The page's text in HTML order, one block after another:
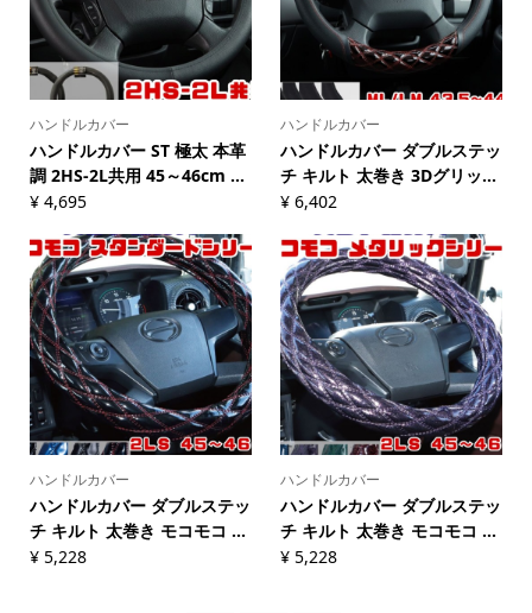
ハンドルカバー
ハンドルカバー ST 極太 本革
調 2HS-2L共用 45～46cm ...
¥4,695
ハンドルカバー
ハンドルカバー ダブルステッ
チ キルト 太巻き 3Dグリッ...
¥ 6,402
ハンドルカバー
ハンドルカバー ダブルステッ
チ キルト 太巻き モコモコ ...
¥5,228
ハンドルカバー
ハンドルカバー ダブルステッ
チ キルト 太巻き モコモコ ...
¥ 5,228